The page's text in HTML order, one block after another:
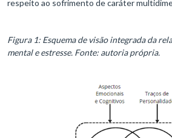
respeito ao sofrimento de caráter
Figura 1: Esquema de visão integrada da
mental e estresse. Fonte: autoria própria.